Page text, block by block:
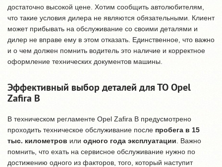
достаточно высокой цене. Хотим сообщить автолюбителям,
что такие условия дилера не являются обязательными. Клиент
может прибывать на обслуживание со своими деталями и
дилер не вправе ему в этом отказать. Единственное, что важно
и о чем должен помнить водитель это наличие и корректное
оформление технических документов машины.
Эффективный выбор деталей для ТО Opel
Zafira B
В техническом регламенте Opel Zafira B предусмотрено
проходить техническое обслуживание после пробега в 15
тыс. километров или одного года эксплуатации . Важно
помнить, что ехать на сервисное обслуживание нужно по
достижению одного из факторов, того, который наступит